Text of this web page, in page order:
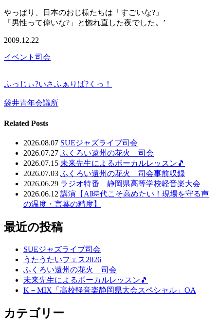
やっぱり、日本のおじ様たちは「すごいな?」
「男性って偉いな?」と惚れ直した夜でした。’
2009.12.22
イベント司会
ふっじぃ?いさふぁりぱ?くっ！
袋井青年会議所
Related Posts
2026.08.07 SUEジャズライブ司会
2026.07.27 ふくろい遠州の花火 司会
2026.07.15 未来先生によるボーカルレッスン🎵
2026.07.03 ふくろい遠州の花火 司会事前収録
2026.06.29 ラジオ特番 静岡県高等学校軽音楽大会
2026.06.12 講演【AI時代こそ高めたい！現場を守る声
の温度・言葉の精度】
最近の投稿
SUEジャズライブ司会
うたうたいフェス2026
ふくろい遠州の花火 司会
未来先生によるボーカルレッスン🎵
K－MIX「高校軽音楽静岡県大会スペシャル」OA
カテゴリー